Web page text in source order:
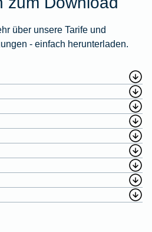
über unsere Tarife und
- einfach herunterladen.